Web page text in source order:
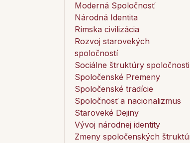
Moderná Spoločnosť
Národná Identita
Rímska civilizácia
Rozvoj starovekých
spoločností
Sociálne štruktúry spoločnosti
Spoločenské Premeny
Spoločenské tradície
Spoločnosť a nacionalizmus
Staroveké Dejiny
Vývoj národnej identity
Zmeny spoločenských